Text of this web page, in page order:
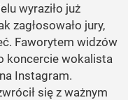
wyraziło już
zagłosowało jury,
Faworytem widzów
koncercie wokalista
Instagram.
się z ważnym